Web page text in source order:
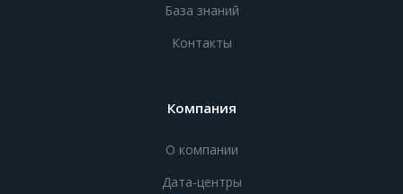
База знаний
Контакты
Компания
О компании
Дата-центры